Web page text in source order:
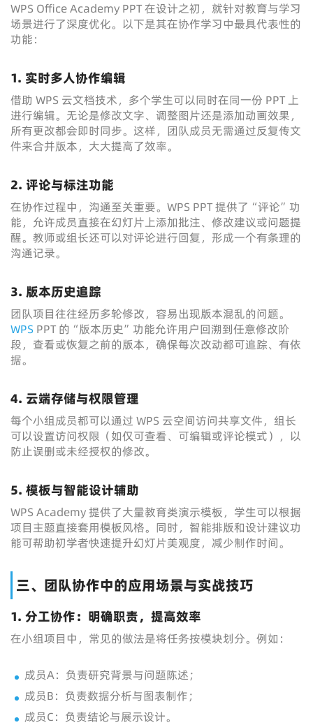
WPS Office Academy PPT 在设计之初，就针对教育与学习
场景进行了深度优化。以下是其在协作学习中最具代表性的
功能：
1. 实时多人协作编辑
借助 WPS 云文档技术，多个学生可以同时在同一份 PPT 上
进行编辑。无论是修改文字、调整图片还是添加动画效果，
所有更改都会即时同步。这样，团队成员无需通过反复传文
件来合并版本，大大提高了效率。
2. 评论与标注功能
在协作过程中，沟通至关重要。WPS PPT 提供了“评论”功
能，允许成员直接在幻灯片上添加批注、修改建议或问题提
醒。教师或组长还可以对评论进行回复，形成一个有条理的
沟通记录。
3. 版本历史追踪
团队项目往往经历多轮修改，容易出现版本混乱的问题。
WPS PPT 的“版本历史”功能允许用户回溯到任意修改阶
段，查看或恢复之前的版本，确保每次改动都可追踪、有依
据。
4. 云端存储与权限管理
每个小组成员都可以通过 WPS 云空间访问共享文件，组长
可以设置访问权限（如仅可查看、可编辑或评论模式），以
防止误删或未经授权的修改。
5. 模板与智能设计辅助
WPS Academy 提供了大量教育类演示模板，学生可以根据
项目主题直接套用模板风格。同时，智能排版和设计建议功
能可帮助初学者快速提升幻灯片美观度，减少制作时间。
三、团队协作中的应用场景与实战技巧
1. 分工协作：明确职责，提高效率
在小组项目中，常见的做法是将任务按模块划分。例如：
成员A：负责研究背景与问题陈述；
成员B：负责数据分析与图表制作；
成员C：负责结论与展示设计。